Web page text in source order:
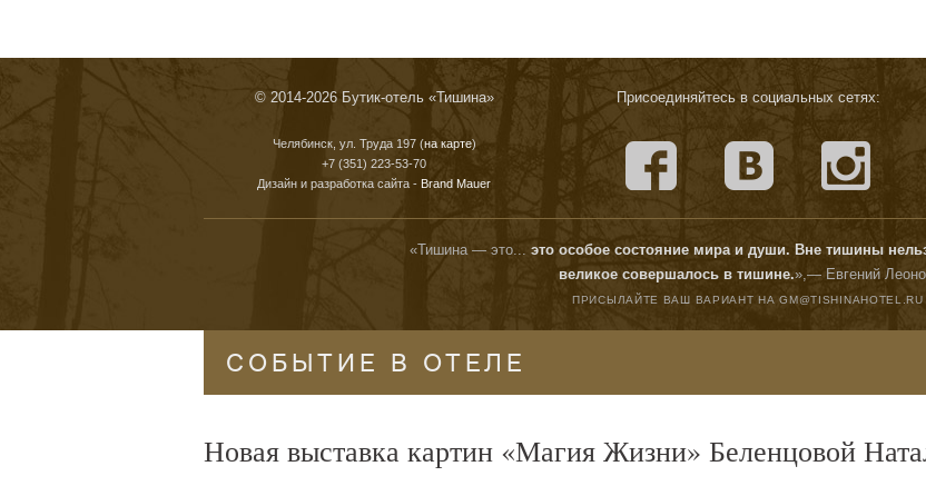
© 2014-2026 Бутик-отель «Тишина»
Челябинск, ул. Труда 197 (на карте)
+7 (351) 223-53-70
Дизайн и разработка сайта - Brand Mauer
Присоединяйтесь в социальных сетях:
«Тишина — это...
это особое состояние мира и души. Вне тишины
великое совершалось в тишине.»,— Евгений
ПРИСЫЛАЙТЕ ВАШ ВАРИАНТ НАGM@TISHINAHOTEL.RU
СОБЫТИЕ В ОТЕЛЕ
Новая выставка картин «Магия Жизни» Беленцовой